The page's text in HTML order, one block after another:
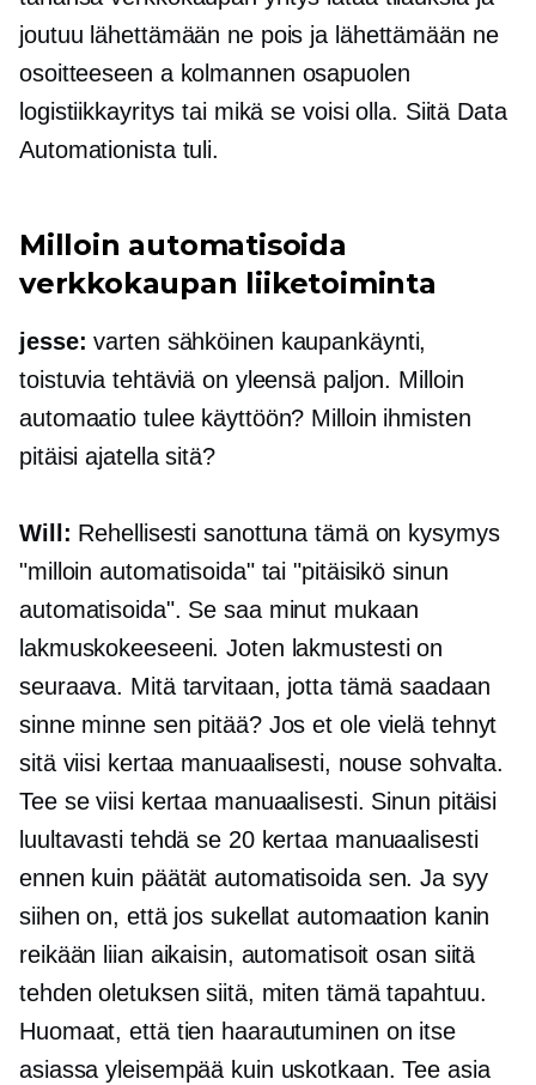
joutuu lähettämään ne pois ja lähettämään ne
osoitteeseen a kolmannen osapuolen
logistiikkayritys tai mikä se voisi olla. Siitä Data
Automationista tuli.
Milloin automatisoida
verkkokaupan liiketoiminta
jesse: varten sähköinen kaupankäynti,
toistuvia tehtäviä on yleensä paljon. Milloin
automaatio tulee käyttöön? Milloin ihmisten
pitäisi ajatella sitä?
Will: Rehellisesti sanottuna tämä on kysymys
"milloin automatisoida" tai "pitäisikö sinun
automatisoida". Se saa minut mukaan
lakmuskokeeseeni. Joten lakmustesti on
seuraava. Mitä tarvitaan, jotta tämä saadaan
sinne minne sen pitää? Jos et ole vielä tehnyt
sitä viisi kertaa manuaalisesti, nouse sohvalta.
Tee se viisi kertaa manuaalisesti. Sinun pitäisi
luultavasti tehdä se 20 kertaa manuaalisesti
ennen kuin päätät automatisoida sen. Ja syy
siihen on, että jos sukellat automaation kanin
reikään liian aikaisin, automatisoit osan siitä
tehden oletuksen siitä, miten tämä tapahtuu.
Huomaat, että tien haarautuminen on itse
asiassa yleisempää kuin uskotkaan. Tee asia